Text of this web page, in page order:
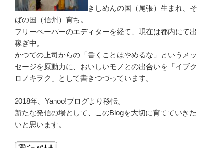
きしめんの国（尾張）生まれ、そ
ばの国（信州）育ち。
フリーペーパーのエディターを経て、現在は都内にて出
稼ぎ中。
かつての上司からの「書くことはやめるな」というメッ
セージを原動力に、おいしいモノとの出合いを「イブク
ロノキヲク」として書きつづっています。
2018年、Yahoo!ブログより移転。
新たな発信の場として、このBlogを大切に育てていきた
いと思います。